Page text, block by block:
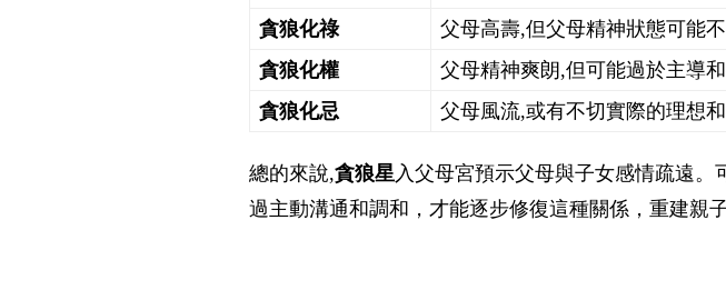
貪狼化祿
父母高壽,但父母精神狀態可能
貪狼化權
父母精神爽朗,但可能過於主導
貪狼化忌
父母風流,或有不切實際的理想
總的來說,貪狼星 入父母宮預示父母與子女感情疏遠
過主動溝通和調和，才能逐步修復這種關係，重建親